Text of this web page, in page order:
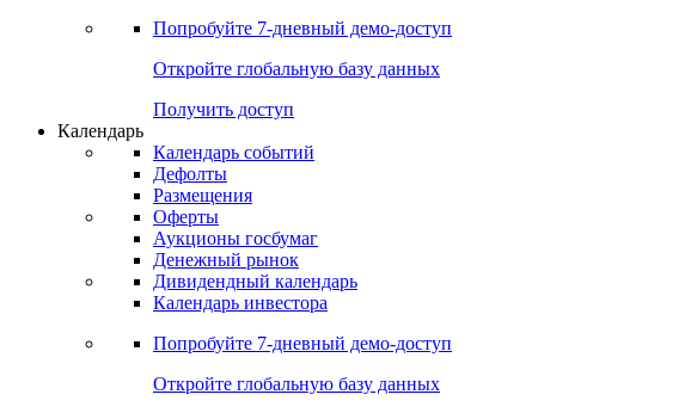
Попробуйте 7-дневный демо-доступ
Откройте глобальную базу данных
Получить доступ
Календарь
Календарь событий
Дефолты
Размещения
Оферты
Аукционы госбумаг
Денежный рынок
Дивидендный календарь
Календарь инвестора
Попробуйте 7-дневный демо-доступ
Откройте глобальную базу данных